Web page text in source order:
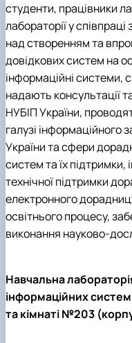
студенти, працівники
лабораторії у
над створенням та
довідкових систем на
інформаційні системи,
надають консультації
НУБІП України,
галузі інформаційного
України та сфери
систем та їх підтримки,
технічної підтримки
електронного
освітнього процесу,
виконання науково-
Навчальна
інформаційних
та кімнаті №203